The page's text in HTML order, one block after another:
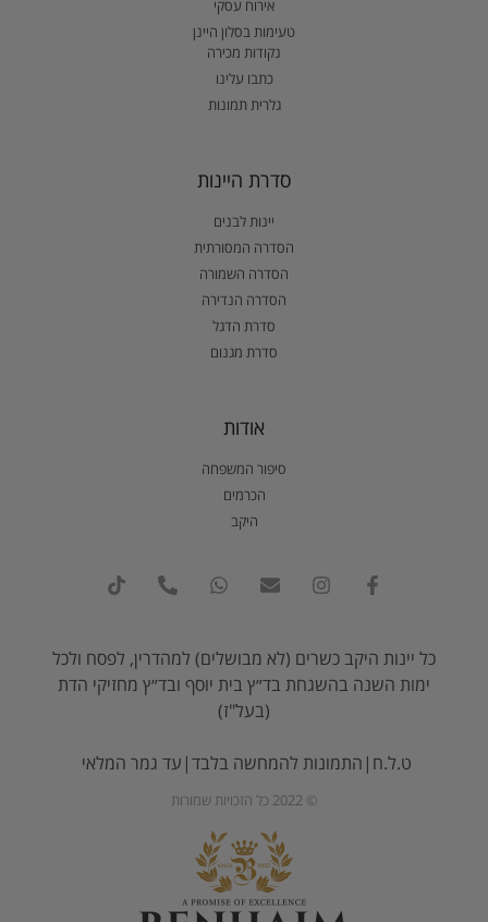
אירוח עסקי
טעימות בסלון היינן
נקודות מכירה
כתבו עלינו
גלרית תמונות
סדרת היינות
יינות לבנים
הסדרה המסורתית
הסדרה השמורה
הסדרה הנדירה
סדרת הדגל
סדרת מגנום
אודות
סיפור המשפחה
הכרמים
היקב
כל יינות היקב כשרים (לא מבושלים) למהדרין, לפסח ולכל
ימות השנה בהשגחת בד״ץ בית יוסף ובד״ץ מחזיקי הדת
(בעל"ז)
ט.ל.ח|התמונות להמחשה בלבד|עד גמר המלאי
© 2022 כל הזכויות שמורות